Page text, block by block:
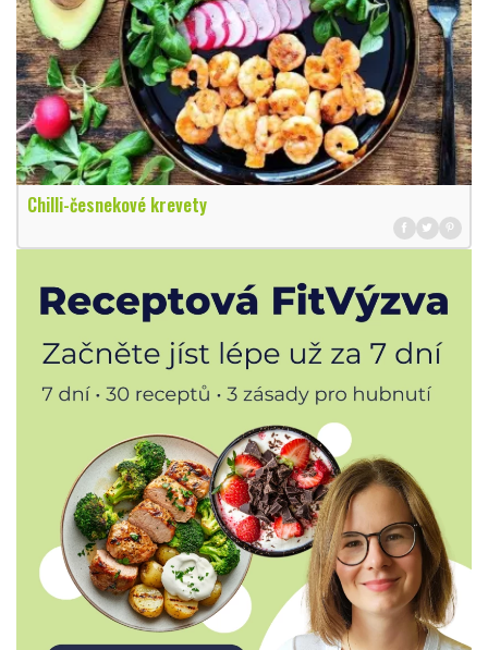
Chilli-česnekové krevety